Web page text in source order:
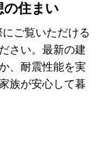
の住まい
ご覧いただける
さい。最新の建
、耐震性能を実
族が安心して暮